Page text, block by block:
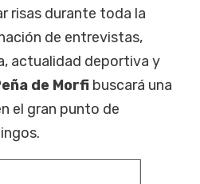
risas durante toda la
de entrevistas,
actualidad deportiva y
de Morfi buscará una
el gran punto de